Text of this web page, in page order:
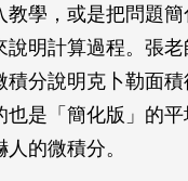
教學，或是把問題
說明計算過程。張
積分說明克卜勒面
也是「簡化版」的
的微積分。